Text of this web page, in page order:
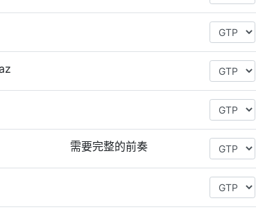
需要完整的前奏